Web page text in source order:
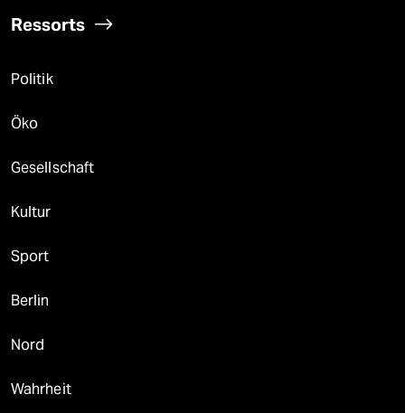
Ressorts
Politik
Öko
Gesellschaft
Kultur
Sport
Berlin
Nord
Wahrheit